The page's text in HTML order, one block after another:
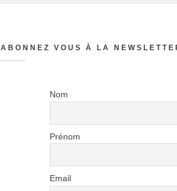
ABONNEZ VOUS À LA
Nom
Prénom
Email